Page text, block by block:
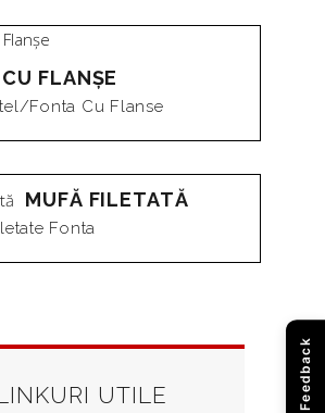
FLANȘE
fonta Cu Flanse
MUFĂ FILETATĂ
Fonta
UTILE Feedback